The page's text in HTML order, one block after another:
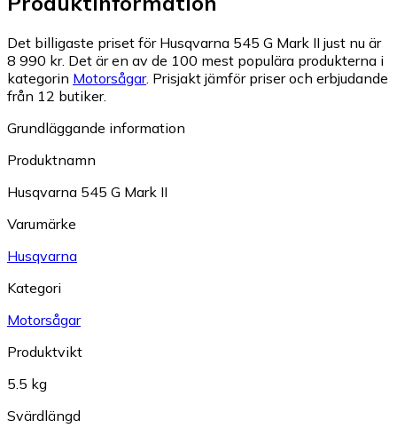
Det billigaste priset för Husqvarna 545 G Mark II just nu är
8 990 kr. Det är en av de 100 mest populära produkterna i
kategorin Motorsågar. Prisjakt jämför priser och erbjudande
från 12 butiker.
Grundläggande information
Produktnamn
Husqvarna 545 G Mark II
Varumärke
Husqvarna
Kategori
Motorsågar
Produktvikt
5.5 kg
Svärdlängd